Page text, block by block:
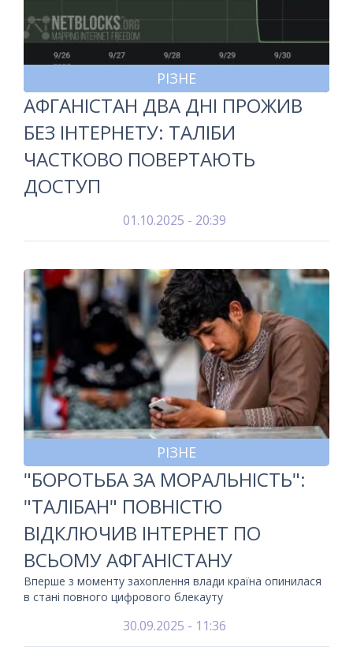
РІЗНЕ
АФГАНІСТАН ДВА ДНІ ПРОЖИВ
БЕЗ ІНТЕРНЕТУ: ТАЛІБИ
ЧАСТКОВО ПОВЕРТАЮТЬ
ДОСТУП
01.10.2025 - 20:39
РІЗНЕ
"БОРОТЬБА ЗА МОРАЛЬНІСТЬ":
"ТАЛІБАН" ПОВНІСТЮ
ВІДКЛЮЧИВ ІНТЕРНЕТ ПО
ВСЬОМУ АФГАНІСТАНУ
Вперше з моменту захоплення влади країна опинилася
в стані повного цифрового блекауту
30.09.2025 - 11:36